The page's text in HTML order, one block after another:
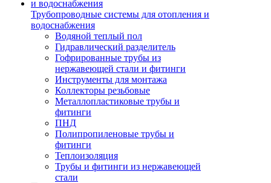
Трубопроводные системы для отопления и
водоснабжения
Водяной теплый пол
Гидравлический разделитель
Гофрированные трубы из
нержавеющей стали и фитинги
Инструменты для монтажа
Коллекторы резьбовые
Металлопластиковые трубы и
фитинги
ПНД
Полипропиленовые трубы и
фитинги
Теплоизоляция
Трубы и фитинги из нержавеющей
стали